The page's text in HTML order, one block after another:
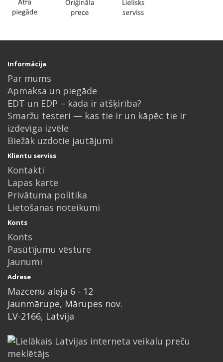
Informācija
Par mums
Apmaksa un piegāde
EDT un EDP – kāda ir atšķirība?
Smaržu testeri — kas tie ir un kāpēc tie ir
izdevīga izvēle
Biežāk uzdotie jautājumi
Klientu serviss
Kontakti
Lapas karte
Privātuma politika
Lietošanas noteikumi
Konts
Konts
Pasūtījumu vēsture
Jaunumi
Adrese
Mazcenu aleja 6 - 12
Jaunmārupe, Mārupes nov.
LV-2166, Latvija